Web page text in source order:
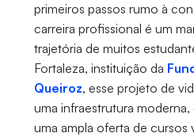
primeiros passos rumo à
carreira profissional é um
trajetória de muitos
Fortaleza, instituição da
Queiroz, esse projeto de
uma infraestrutura
uma ampla oferta de cursos